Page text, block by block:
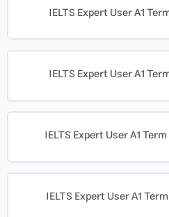
IELTS Expert User A1
IELTS Expert User A1
IELTS Expert User A1
IELTS Expert User A1